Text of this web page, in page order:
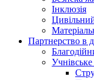
Інклюзія
Партнерство в